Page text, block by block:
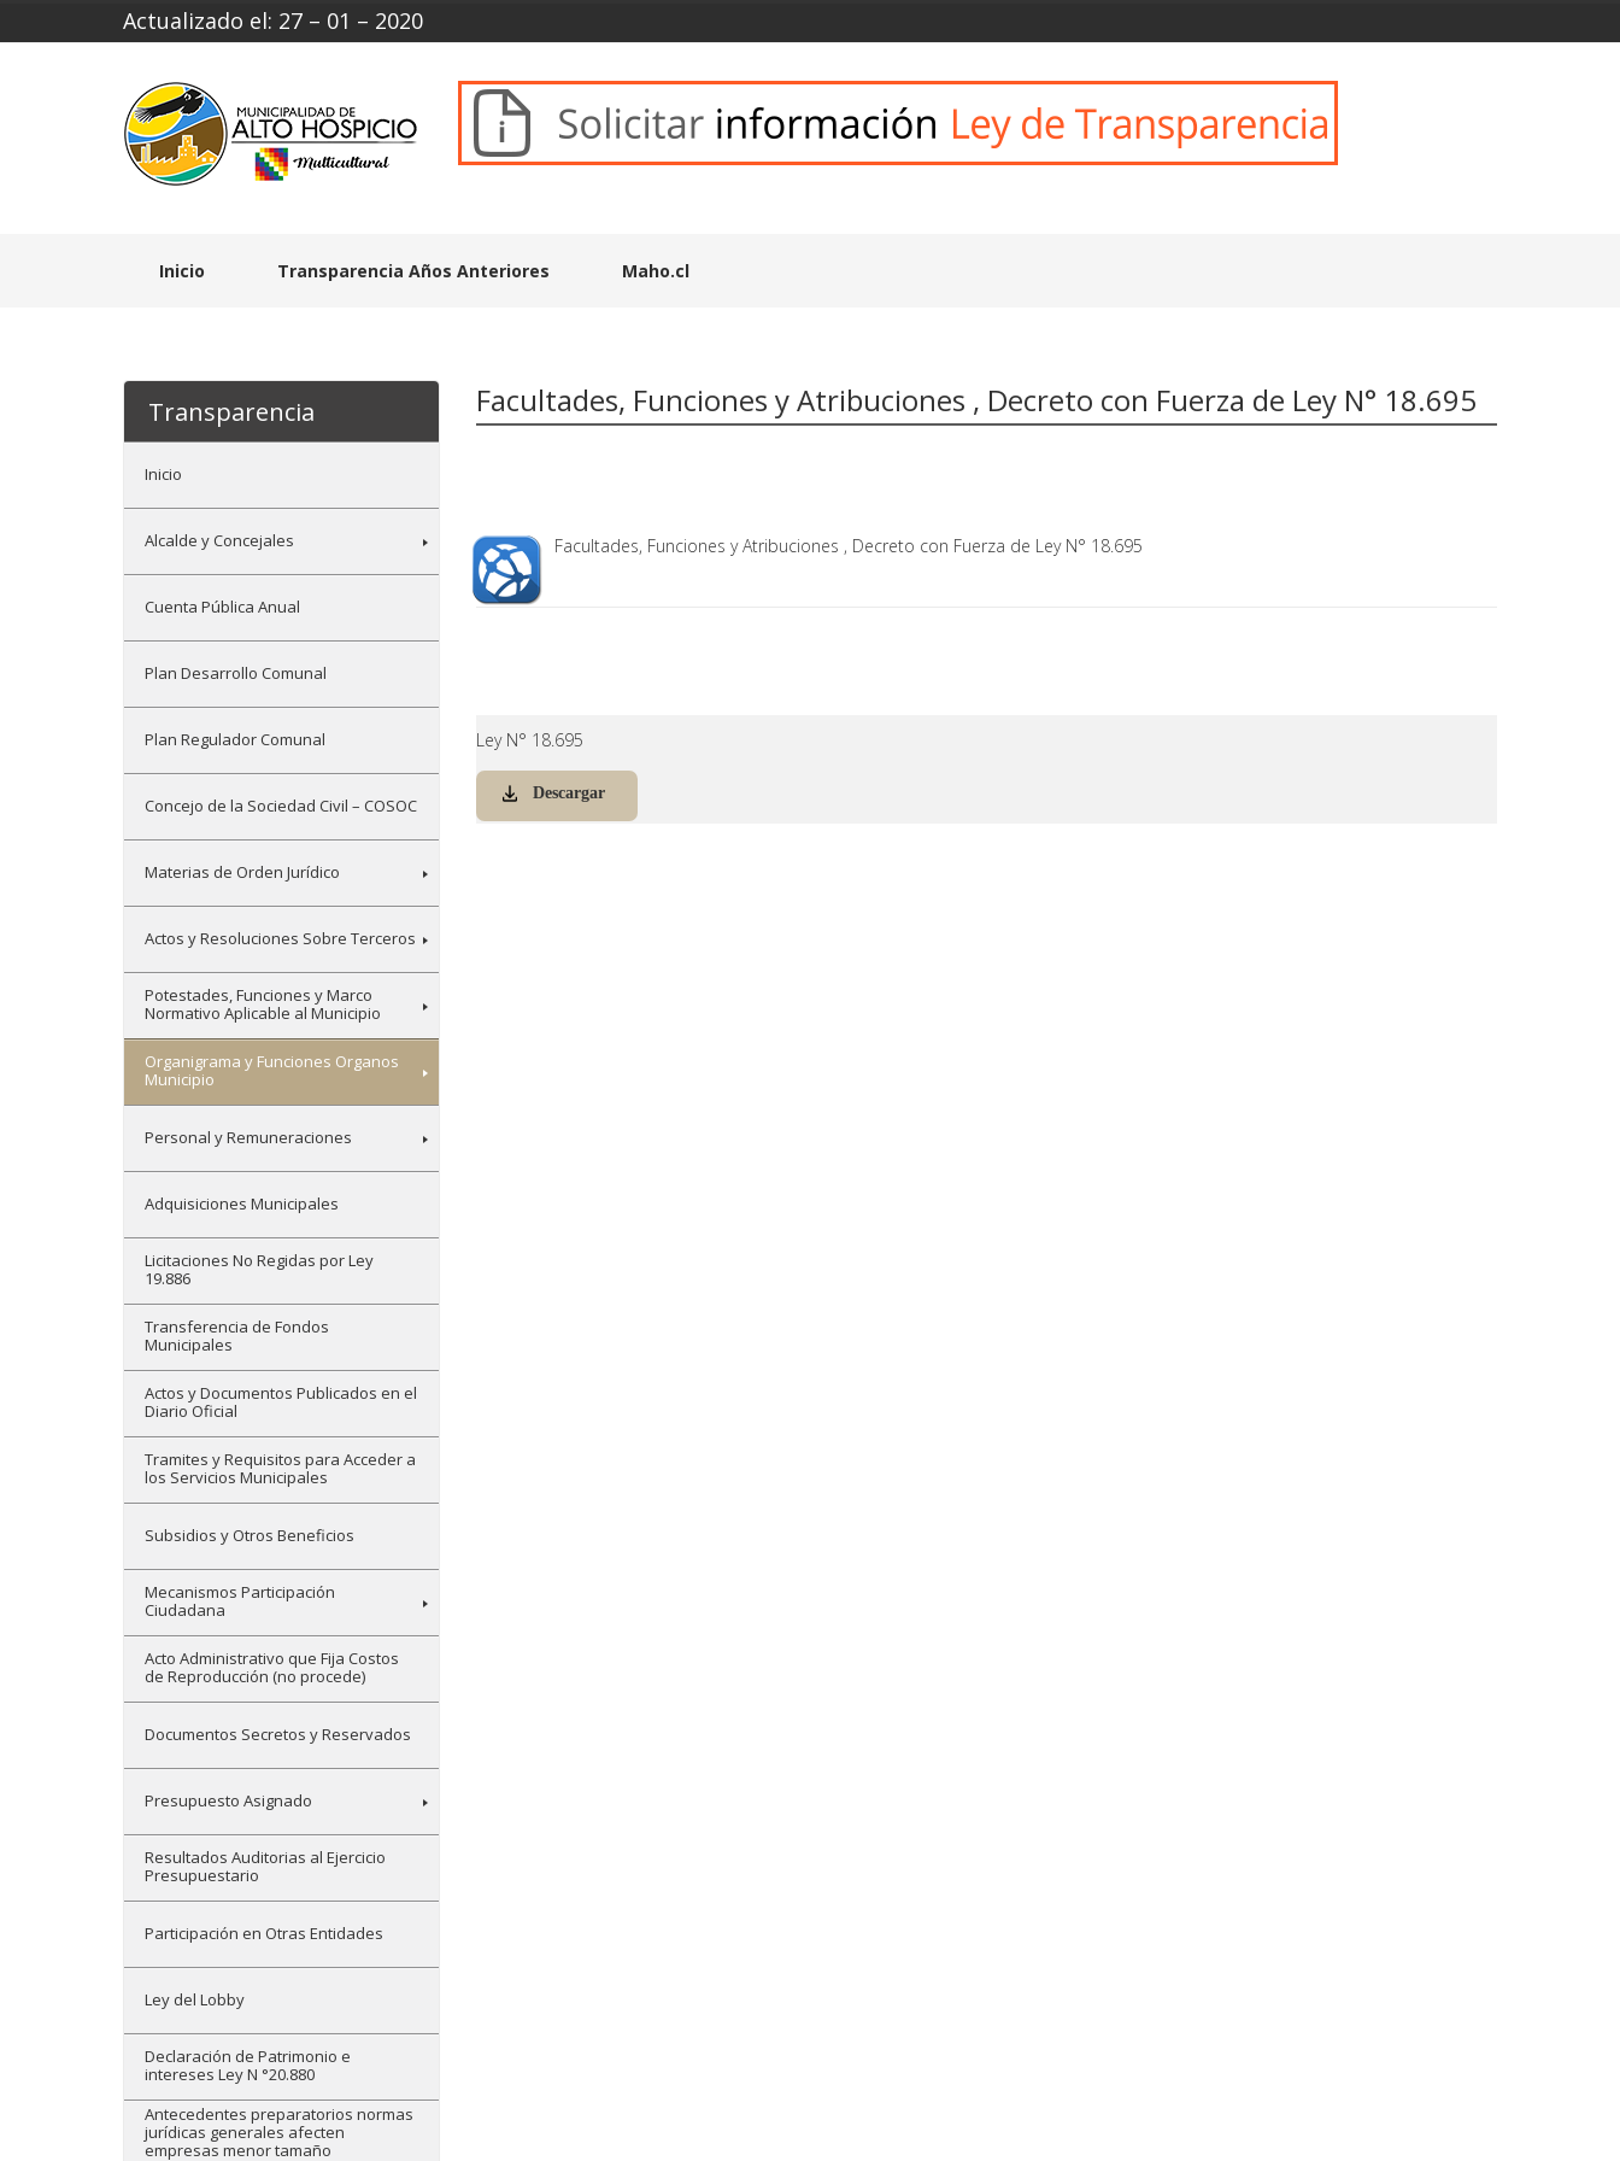
Actualizado el: 27 – 01 – 2020
Inicio Transparencia Años Anteriores Maho.cl
Transparencia
Inicio
Alcalde y Concejales
Cuenta Pública Anual
Plan Desarrollo Comunal
Plan Regulador Comunal
Concejo de la Sociedad Civil – COSOC
Materias de Orden Jurídico
Actos y Resoluciones Sobre Terceros
Potestades, Funciones y Marco
Normativo Aplicable al Municipio
Organigrama y Funciones Organos
Municipio
Personal y Remuneraciones
Adquisiciones Municipales
Licitaciones No Regidas por Ley
19.886
Transferencia de Fondos
Municipales
Actos y Documentos Publicados en el
Diario Oficial
Tramites y Requisitos para Acceder a
los Servicios Municipales
Subsidios y Otros Beneficios
Mecanismos Participación
Ciudadana
Acto Administrativo que Fija Costos
de Reproducción (no procede)
Documentos Secretos y Reservados
Presupuesto Asignado
Resultados Auditorias al Ejercicio
Presupuestario
Participación en Otras Entidades
Ley del Lobby
Declaración de Patrimonio e
intereses Ley N °20.880
Antecedentes preparatorios normas
jurídicas generales afecten
empresas menor tamaño
Facultades, Funciones y Atribuciones , Decreto con Fuerza de Ley N° 18.695
Facultades, Funciones y Atribuciones , Decreto con Fuerza de Ley N° 18.695
Ley N° 18.695
Descargar